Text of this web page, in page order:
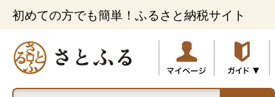
初めての方でも簡単！ふるさと納税サイト